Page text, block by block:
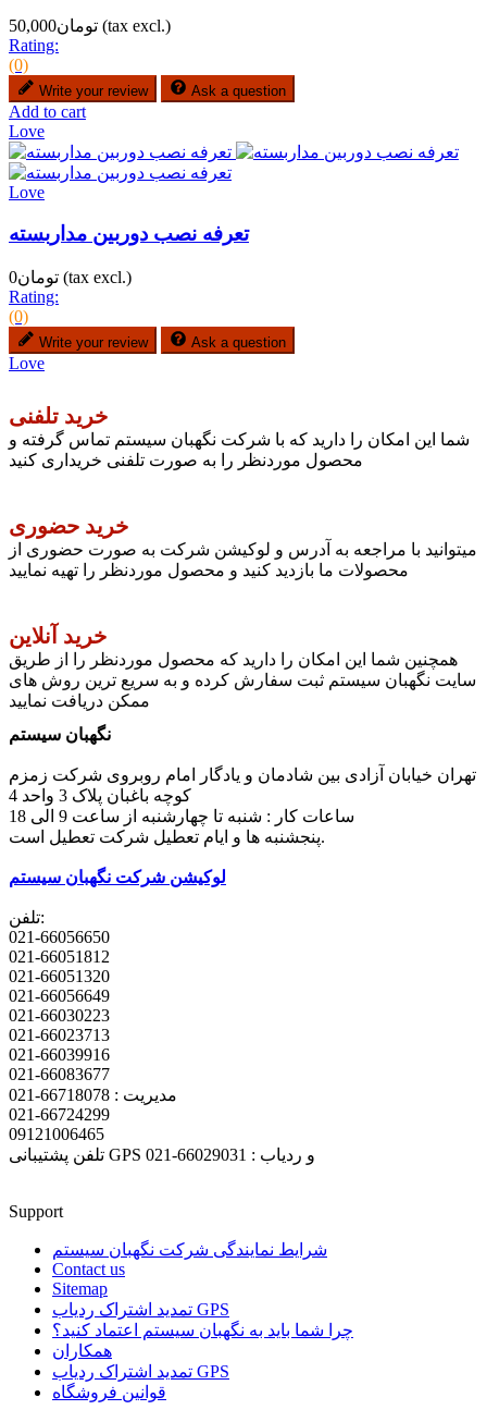
تومان50,000 (tax excl.)
Rating:
(0)
Write your review Ask a question
Add to cart
Love
Love
تعرفه نصب دوربین مداربسته
تومان0 (tax excl.)
Rating:
(0)
Write your review Ask a question
Love
خرید تلفنی
شما این امکان را دارید که با شرکت نگهبان سیستم تماس گرفته و
محصول موردنظر را به صورت تلفنی خریداری کنید
خرید حضوری
میتوانید با مراجعه به آدرس و لوکیشن شرکت به صورت حضوری از
محصولات ما بازدید کنید و محصول موردنظر را تهیه نمایید
خرید آنلاین
همچنین شما این امکان را دارید که محصول موردنظر را از طریق
سایت نگهبان سیستم ثبت سفارش کرده و به سریع ترین روش های
ممکن دریافت نمایید
نگهبان سیستم
تهران خیابان آزادی بین شادمان و یادگار امام روبروی شرکت زمزم
کوچه باغبان پلاک 3 واحد 4
پنجشنبه ها و ایام تعطیل شرکت تعطیل است.
لوکیشن شرکت نگهبان سیستم
تلفن:
021-66056650
021-66051812
021-66051320
021-66056649
021-66030223
021-66023713
021-66039916
021-66083677
مدیریت : 66718078-021
021-66724299
09121006465
تلفن پشتیبانی GPS و ردیاب : 66029031-021
Support
شرایط نمایندگی شرکت نگهبان سیستم
Contact us
Sitemap
تمدید اشتراک ردیاب GPS
چرا شما باید به نگهبان سیستم اعتماد کنید؟
همکاران
تمدید اشتراک ردیاب GPS
قوانین فروشگاه